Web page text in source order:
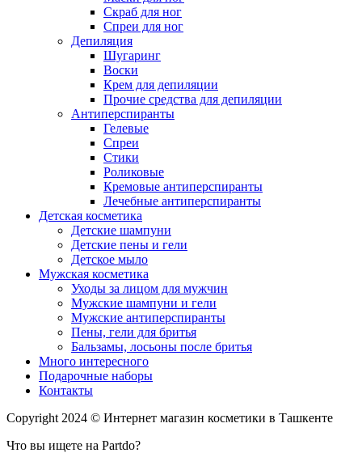
Скраб для ног
Спреи для ног
Депиляция
Шугаринг
Воски
Крем для депиляции
Прочие средства для депиляции
Антиперспиранты
Гелевые
Спреи
Стики
Роликовые
Кремовые антиперспиранты
Лечебные антиперспиранты
Детская косметика
Детские шампуни
Детские пены и гели
Детское мыло
Мужская косметика
Уходы за лицом для мужчин
Мужские шампуни и гели
Мужские антиперспиранты
Пены, гели для бритья
Бальзамы, лосьоны после бритья
Много интересного
Подарочные наборы
Контакты
Copyright 2024 © Интернет магазин косметики в Ташкенте
Что вы ищете на Partdo?